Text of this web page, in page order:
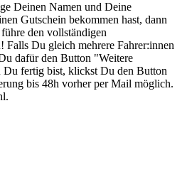
Deinen Namen und Deine
Gutschein bekommen hast, dann
den vollständigen
Falls Du gleich mehrere Fahrer:innen
dafür den Button "Weitere
Du fertig bist, klickst Du den Button
bis 48h vorher per Mail möglich.